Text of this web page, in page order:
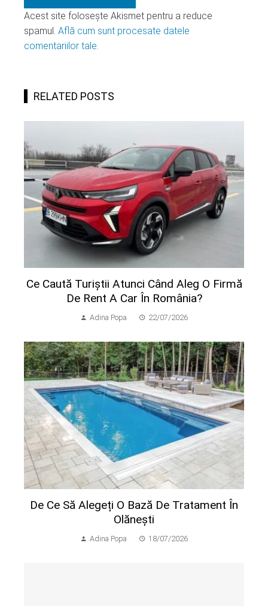
Acest site folosește Akismet pentru a reduce
spamul. Află cum sunt procesate datele
comentariilor tale.
RELATED POSTS
Ce Caută Turiștii Atunci Când Aleg O Firmă
De Rent A Car În România?
Adina Popa 22/07/2026
De Ce Să Alegeți O Bază De Tratament În
Olănești
Adina Popa 18/07/2026